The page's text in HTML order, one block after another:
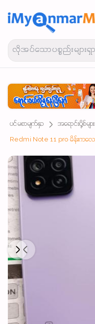
ပင်မစာမျက်နှာ အရောင်းပို့စ်များ
Previous
Next